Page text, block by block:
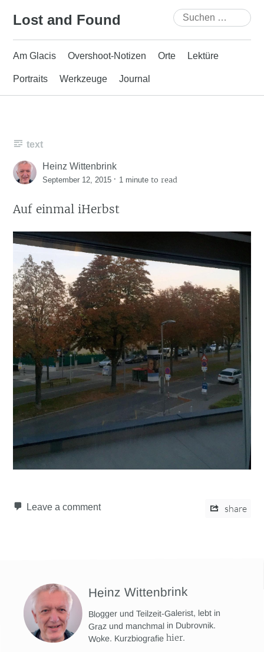
Lost and Found
Suchen
nach:
Am Glacis Overshoot-Notizen Orte Lektüre
Portraits Werkzeuge Journal
text
Heinz Wittenbrink
September 12, 2015 · 1 minute to read
Auf einmal iHerbst
Leave a comment share
Heinz Wittenbrink
Blogger und Teilzeit-Galerist, lebt in
Graz und manchmal in Dubrovnik.
Woke. Kurzbiografiehier.